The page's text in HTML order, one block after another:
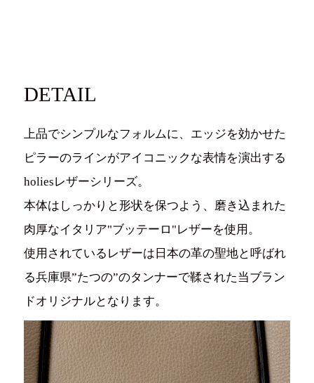
DETAIL
上品でシンプルなフォルムに、エッジを効かせた
ピラーのラインがアイコニックな表情を演出する
holiesレザーシリーズ。
本体はしっかりと形状を保つよう、磨き込まれた
肉厚なイタリア"ブッテーロ"レザーを使用。
使用されているレザーは日本の革の聖地と呼ばれ
る兵庫県”たつの”のタンナーで鞣された当ブラン
ドオリジナルとなります。